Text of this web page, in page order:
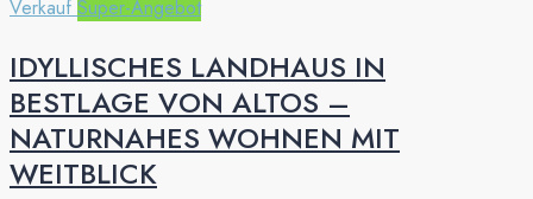
Verkauf Super-Angebot
IDYLLISCHES LANDHAUS IN
BESTLAGE VON ALTOS –
NATURNAHES WOHNEN MIT
WEITBLICK